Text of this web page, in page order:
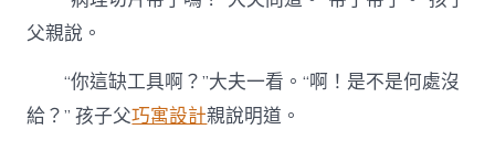
父親說。
“你這缺工具啊？”大夫一看。“啊！是不是何處沒
給？” 孩子父巧寓設計親說明道。